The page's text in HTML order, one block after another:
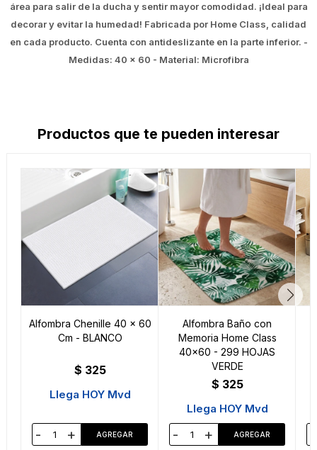
área para salir de la ducha y sentir mayor comodidad. ¡Ideal para
decorar y evitar la humedad! Fabricada por Home Class, calidad
en cada producto. Cuenta con antideslizante en la parte inferior. -
Medidas: 40 x 60 - Material: Microfibra
Productos que te pueden interesar
Alfombra Chenille 40 x 60
Cm - BLANCO
$ 325
Llega HOY Mvd
- +
Alfombra Baño con
Memoria Home Class
40x60 - 299 HOJAS
VERDE
$ 325
Llega HOY Mvd
- +